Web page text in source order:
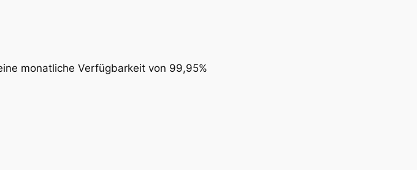
monatliche Verfügbarkeit von 99,95%